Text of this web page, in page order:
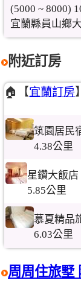
(5000 ~ 8000)
宜蘭縣員山鄉
附近訂房
🏠【宜蘭訂房】
筑園居民
4.38公里
星鑽大飯店
5.85公里
慕夏精品
6.03公里
周周住旅墅